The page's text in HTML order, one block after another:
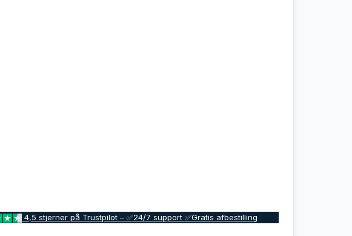
4,5 stjerner på Trustpilot – ✅24/7 support ✅Gratis afbestilling